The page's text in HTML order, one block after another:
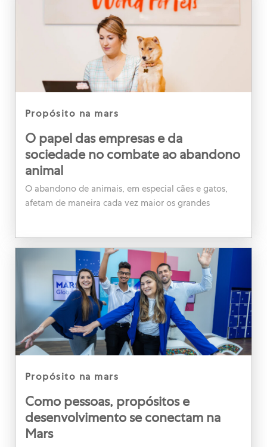
category
propósito na mars
O papel das empresas e da
sociedade no combate ao abandono
animal
O abandono de animais, em especial cães e gatos,
afetam de maneira cada vez maior os grandes
category
propósito na mars
Como pessoas, propósitos e
desenvolvimento se conectam na
Mars